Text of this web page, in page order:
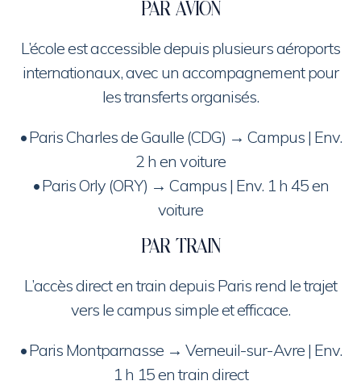
PAR AVION
L’école est accessible depuis plusieurs aéroports
internationaux, avec un accompagnement pour
les transferts organisés.
•⁠ ⁠Paris Charles de Gaulle (CDG) → Campus | Env.
2 h en voiture
•⁠ ⁠Paris Orly (ORY) → Campus | Env. 1 h 45 en
voiture
PAR TRAIN
L’accès direct en train depuis Paris rend le trajet
vers le campus simple et efficace.
•⁠ ⁠Paris Montparnasse → Verneuil-sur-Avre | Env.
1 h 15 en train direct